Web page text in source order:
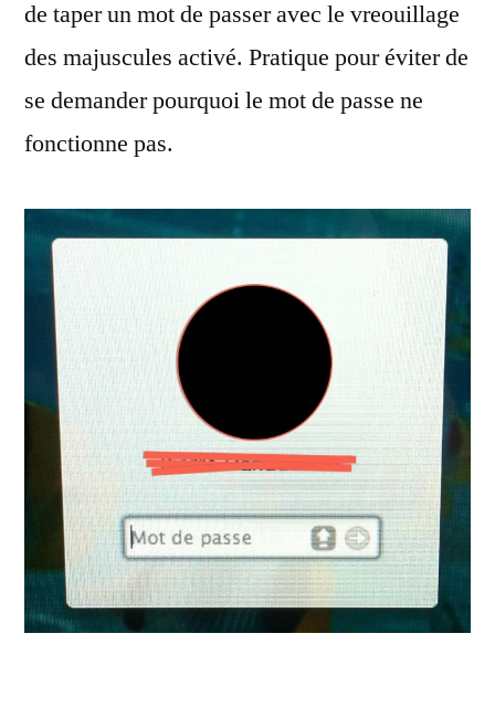
majuscules
dans
les
de taper un mot de passer avec le vreouillage
des majuscules activé. Pratique pour éviter de
se demander pourquoi le mot de passe ne
fonctionne pas.